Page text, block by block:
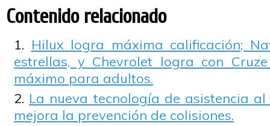
Contenido relacionado
Hilux logra máxima calificación;
estrellas, y Chevrolet logra con
máximo para adultos.
La nueva tecnología de asistencia
mejora la prevención de colisiones.